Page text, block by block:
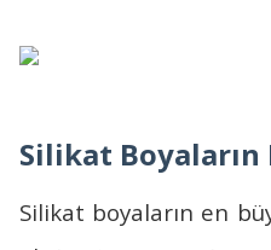
Silikat Boyaların
Silikat boyaların en